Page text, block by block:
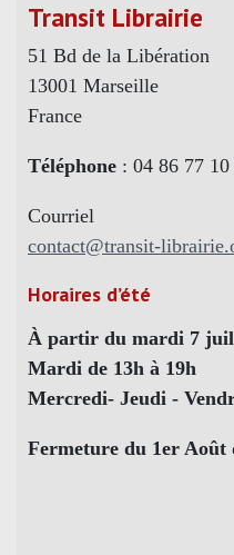
Transit Librairie
51 Bd de la Libération
13001 Marseille
France
Téléphone : 04 86 77 10
Courriel
contact@transit-
Horaires d’été
À partir du mardi 7
Mardi de 13h à 19h
Mercredi- Jeudi -
Fermeture du 1er Août